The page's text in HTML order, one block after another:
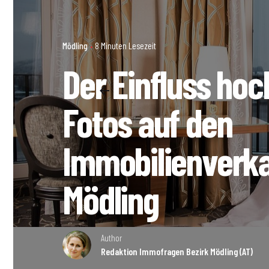
Mödling 8 Minuten Lesezeit
Der Einfluss
Fotos auf den
Mödling
Author
Redaktion Immofragen Bezirk Mödling (AT)